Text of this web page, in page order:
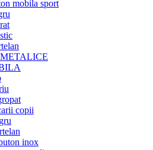
mobila sport
copii
inox